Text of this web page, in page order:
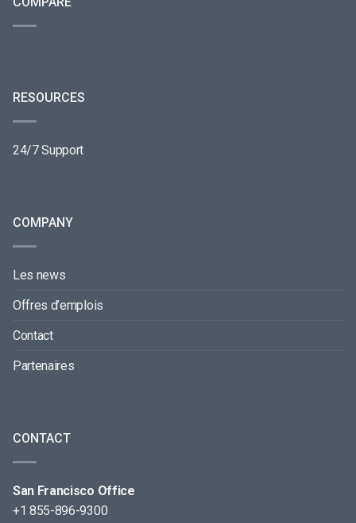
RESOURCES
24/7 Support
COMPANY
Les news
Offres d’emplois
Contact
Partenaires
CONTACT
San Francisco Office
+1 855-896-9300